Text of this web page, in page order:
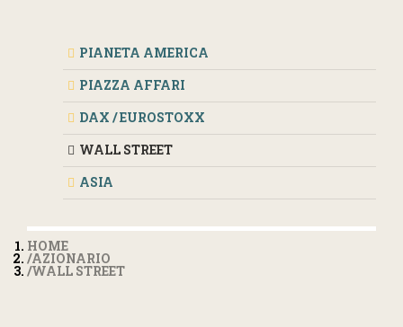
PIANETA AMERICA
PIAZZA AFFARI
DAX / EUROSTOXX
WALL STREET
ASIA
HOME
AZIONARIO
WALL STREET